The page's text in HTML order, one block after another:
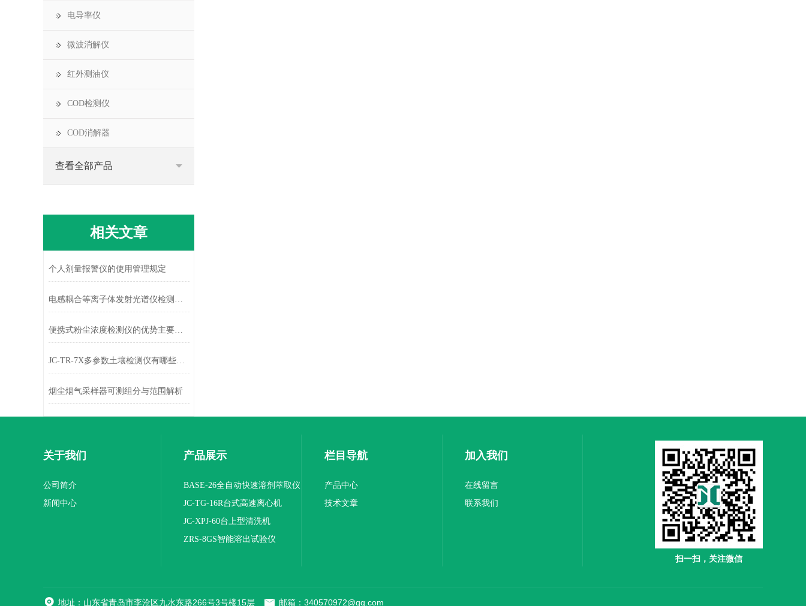
电导率仪
微波消解仪
红外测油仪
COD检测仪
COD消解器
查看全部产品
相关文章
个人剂量报警仪的使用管理规定
电感耦合等离子体发射光谱仪检测范围宽、速度快
便携式粉尘浓度检测仪的优势主要体现在哪些方面
JC-TR-7X多参数土壤检测仪有哪些特点呢
烟尘烟气采样器可测组分与范围解析
关于我们
公司简介
新闻中心
产品展示
BASE-26全自动快速溶剂萃取仪
JC-TG-16R台式高速离心机
JC-XPJ-60台上型清洗机
ZRS-8GS智能溶出试验仪
栏目导航
产品中心
技术文章
加入我们
在线留言
联系我们
扫一扫，关注微信
地址：山东省青岛市李沧区九水东路266号3号楼15层 邮箱：340570972@qq.com